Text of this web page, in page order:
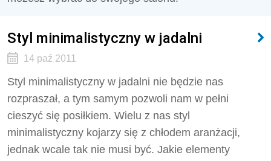
Styl minimalistyczny w jadalni
14 paź 2011
Styl minimalistyczny w jadalni nie będzie nas
rozpraszał, a tym samym pozwoli nam w pełni
cieszyć się posiłkiem. Wielu z nas styl
minimalistyczny kojarzy się z chłodem aranżacji,
jednak wcale tak nie musi być. Jakie elementy